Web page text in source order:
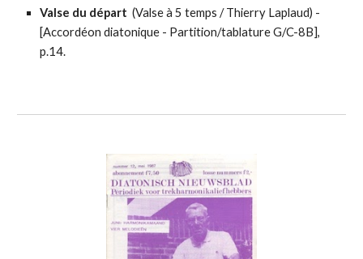
Valse du départ (Valse à 5 temps / Thierry Laplaud) -
[Accordéon diatonique - Partition/tablatureG/C-8B],
p.14.